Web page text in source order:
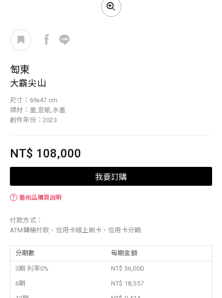
匋東
大霸尖山
尺寸：69x47 cm
媒材：墨,宣紙,水墨
創作年份：2023
NT$ 108,000
我要訂購
？ 藝術品購買說明
付款方式：
ATM轉帳付款、信用卡線上刷卡、信用卡分期
分期數 每期金額
3期 利率0%
NT$ 36,000
6期
NT$ 18,557